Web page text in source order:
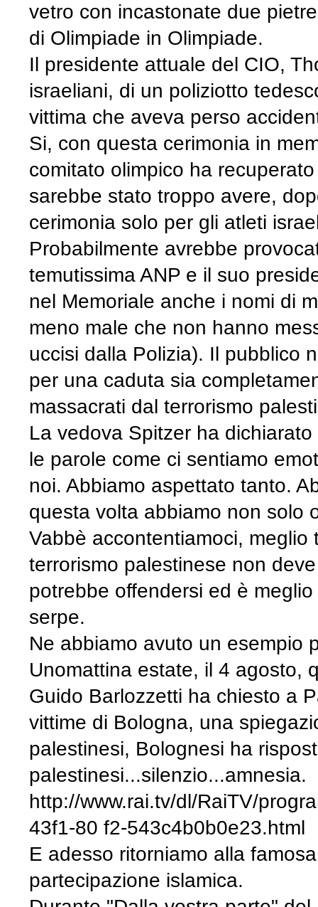
vetro con incastonate due
di Olimpiade in Olimpiade.
Il presidente attuale del CIO,
israeliani, di un poliziotto
vittima che aveva perso
Si, con questa cerimonia in
comitato olimpico ha
sarebbe stato troppo avere,
cerimonia solo per gli atleti
Probabilmente avrebbe
temutissima ANP e il suo
nel Memoriale anche i nomi di
meno male che non hanno
uccisi dalla Polizia). Il pubblico
per una caduta sia
massacrati dal terrorismo
La vedova Spitzer ha
le parole come ci sentiamo
noi. Abbiamo aspettato tanto.
questa volta abbiamo non solo
Vabbè accontentiamoci,
terrorismo palestinese non
potrebbe offendersi ed è
serpe.
Ne abbiamo avuto un esempio
Unomattina estate, il 4 agosto,
Guido Barlozzetti ha chiesto a
vittime di Bologna, una
palestinesi, Bolognesi ha
palestinesi...silenzio...amnesia.
http://www.rai.tv/dl/RaiTV/
43f1-80 f2-543c4b0b0e23.html
E adesso ritorniamo alla
partecipazione islamica.